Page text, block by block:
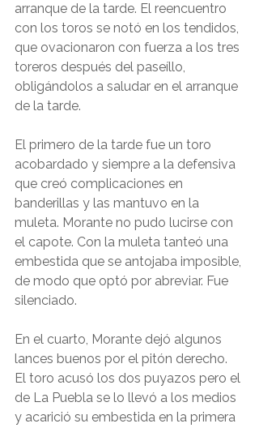
arranque de la tarde. El reencuentro
con los toros se notó en los tendidos,
que ovacionaron con fuerza a los tres
toreros después del paseíllo,
obligándolos a saludar en el arranque
de la tarde.
El primero de la tarde fue un toro
acobardado y siempre a la defensiva
que creó complicaciones en
banderillas y las mantuvo en la
muleta. Morante no pudo lucirse con
el capote. Con la muleta tanteó una
embestida que se antojaba imposible,
de modo que optó por abreviar. Fue
silenciado.
En el cuarto, Morante dejó algunos
lances buenos por el pitón derecho.
El toro acusó los dos puyazos pero el
de La Puebla se lo llevó a los medios
y acarició su embestida en la primera